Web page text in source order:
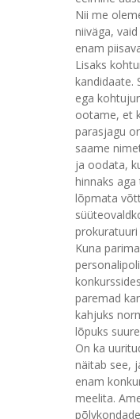
Nii me
niiväga,
enam
Lisaks
kandidaate.
ega
ootame, et
parasjagu
saame
ja oodata,
hinnaks
lõpmata
Kuna
paremad
kahjuks
lõpuks
On ka
näitab see,
enam
meelita.